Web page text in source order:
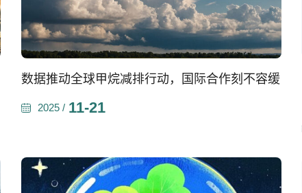
数据推动全球甲烷减排行动，国际合作刻不容缓
2025 / 11-21